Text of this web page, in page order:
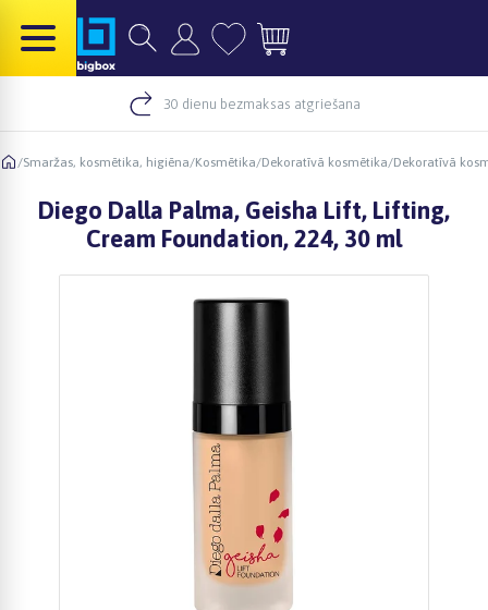
30 dienu bezmaksas atgriešana
/Smaržas, kosmētika, higiēna/Kosmētika/Dekoratīvā kosmētika/Dekoratīvā
Diego Dalla Palma, Geisha Lift, Lifting,
Cream Foundation, 224, 30 ml